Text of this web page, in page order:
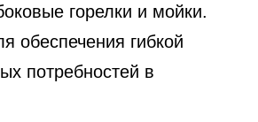
горелки и мойки.
обеспечения гибкой
потребностей в